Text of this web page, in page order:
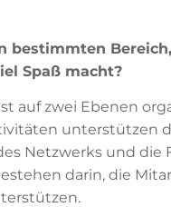
bestimmten
Spaß macht?
auf zwei Ebenen
unterstützen
Netzwerks und die
darin, die